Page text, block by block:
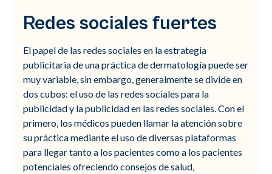
Redes sociales fuertes
El papel de las redes sociales en la estrategia
publicitaria de una práctica de dermatología puede ser
muy variable, sin embargo, generalmente se divide en
dos cubos: el uso de las redes sociales para la
publicidad y la publicidad en las redes sociales. Con el
primero, los médicos pueden llamar la atención sobre
su práctica mediante el uso de diversas plataformas
para llegar tanto a los pacientes como a los pacientes
potenciales ofreciendo consejos de salud,